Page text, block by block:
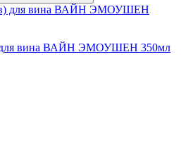
для вина ВАЙН ЭМОУШЕН 350мл